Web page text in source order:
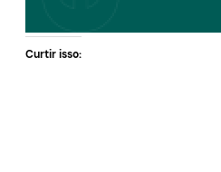
Curtir isso: